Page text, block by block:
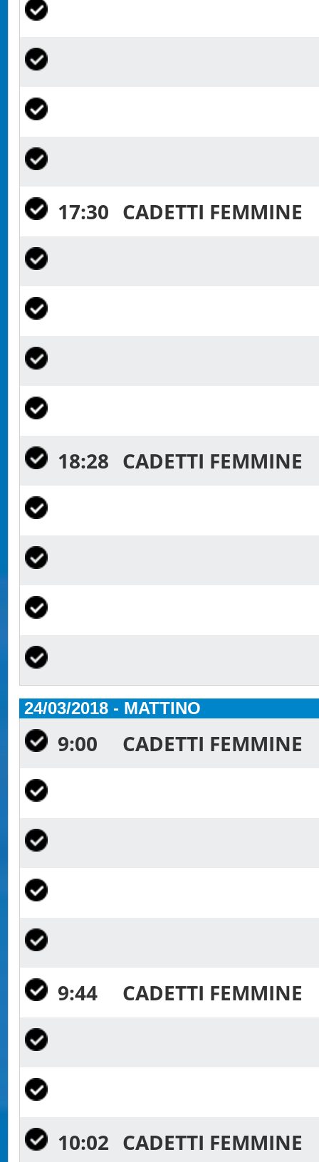
17:30 CADETTI FEMMINE
18:28 CADETTI FEMMINE
24/03/2018 - MATTINO
9:00 CADETTI FEMMINE
9:44 CADETTI FEMMINE
10:02 CADETTI FEMMINE